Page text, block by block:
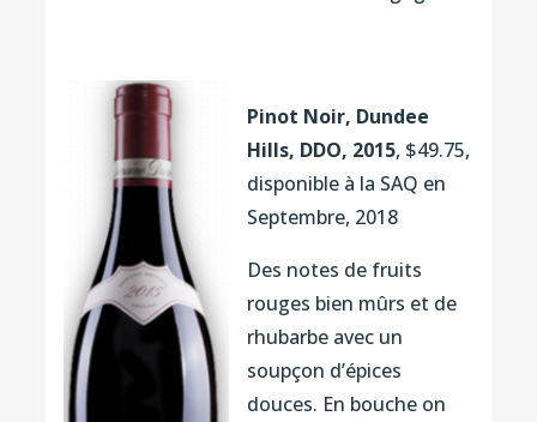
Pinot Noir, Dundee
Hills, DDO, 2015, $49.75,
disponible à la SAQ en
Septembre, 2018
Des notes de fruits
rouges bien mûrs et de
rhubarbe avec un
soupçon d’épices
douces. En bouche on